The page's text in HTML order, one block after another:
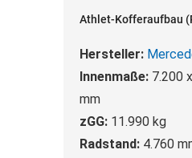
Athlet-Kofferaufbau
Hersteller:
Innenmaße: 7.200
mm
zGG: 11.990 kg
Radstand: 4.760